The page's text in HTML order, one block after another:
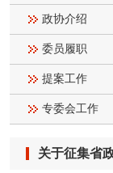
政协介绍
委员履职
提案工作
专委会工作
关于征集省